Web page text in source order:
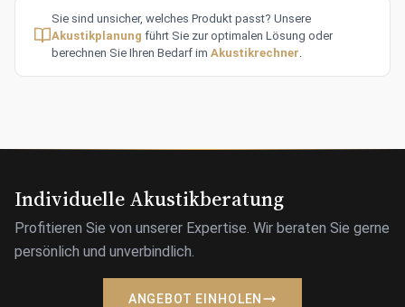
Sie sind unsicher, welches Produkt passt? Unsere
Akustikplanung führt Sie zur optimalen Lösung oder
berechnen Sie Ihren Bedarf im Akustikrechner
Individuelle Akustikberatung
Profitieren Sie von unserer Expertise. Wir beraten Sie gerne
persönlich und unverbindlich.
ANGEBOT EINHOLEN